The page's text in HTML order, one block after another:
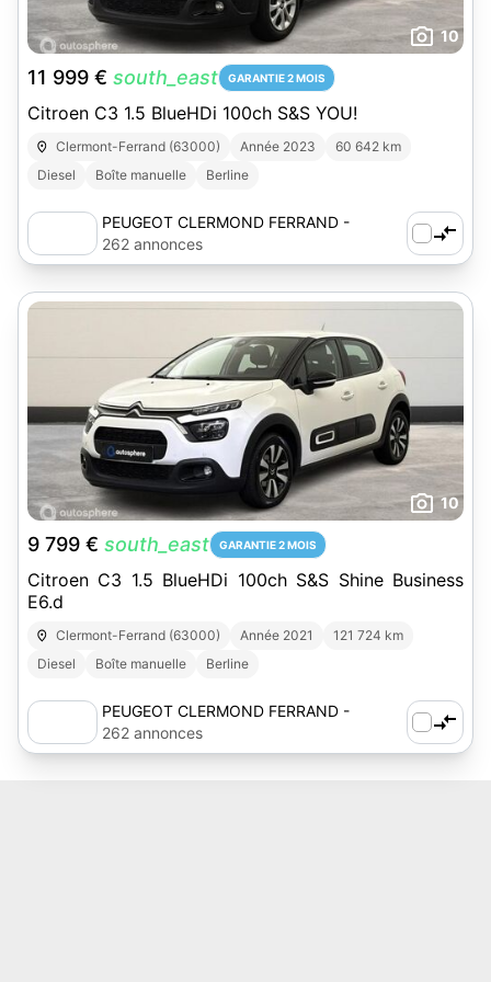
10
11 999 € south_east GARANTIE 2 MOIS
Citroen C3 1.5 BlueHDi 100ch S&S YOU!
Clermont-Ferrand (63000) Année 2023
60 642 km
Diesel
Boîte manuelle Berline
PEUGEOT CLERMOND FERRAND -
AUTOSPHERE
262 annonces
10
9 799 € south_east GARANTIE 2 MOIS
Citroen C3 1.5 BlueHDi 100ch S&S Shine Business
E6.d
Clermont-Ferrand (63000) Année 2021
121 724 km
Diesel
Boîte manuelle Berline
PEUGEOT CLERMOND FERRAND -
AUTOSPHERE
262 annonces